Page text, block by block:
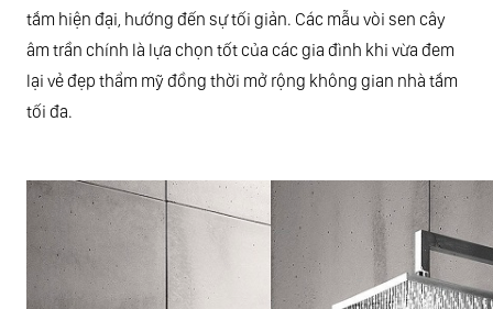
tắm hiện đại, hướng đến sự tối giản. Các mẫu vòi sen cây
âm trần chính là lựa chọn tốt của các gia đình khi vừa đem
lại vẻ đẹp thẩm mỹ đồng thời mở rộng không gian nhà tắm
tối đa.